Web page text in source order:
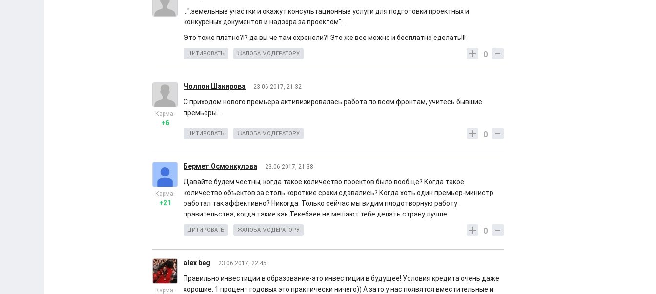
...".земельные участки и окажут консультационные услуги для подготовки проектных и
конкурсных документов и надзора за проектом"...
Это тоже платно?!? да вы че там охренели?! Это же все можно и бесплатно сделать!!!
0
ЦИТИРОВАТЬ ЖАЛОБА МОДЕРАТОРУ
Чолпон Шакирова 23.06.2017, 21:32
Карма:
+6
С приходом нового премьера активизировалась работа по всем фронтам, учитесь бывшие
премьеры...
0
ЦИТИРОВАТЬ ЖАЛОБА МОДЕРАТОРУ
Бермет Осмонкулова 23.06.2017, 21:38
Карма:
+21
Давайте будем честны, когда такое количество проектов было вообще? Когда такое
количество объектов за столь короткие сроки сдавались? Когда хоть один премьер-министр
работал так эффективно? Никогда. Только сейчас мы видим плодотворную работу
правительства, когда такие как Текебаев не мешают тебе делать страну лучше.
0
ЦИТИРОВАТЬ ЖАЛОБА МОДЕРАТОРУ
alex beg 23.06.2017, 22:45
Карма:
Правильно инвестиции в образование-это инвестиции в будущее! Условия кредита очень даже
хорошие. 1 процент годовых это практически ничего)) А зато у нас появятся вместительные и